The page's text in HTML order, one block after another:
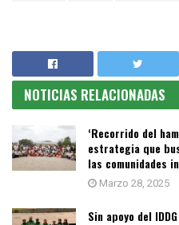
NOTICIAS RELACIONADAS
‘Recorrido del
estrategia que
las comunidades
Marzo 28, 2025
Sin apoyo del